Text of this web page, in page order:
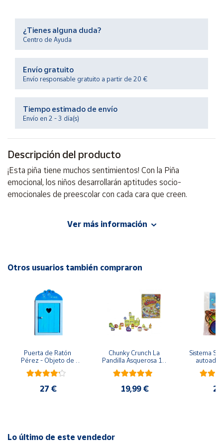
Ayuda
Centro
de ayuda
Contacto
Vendedores
Mapa de
vendedores
Hazte
vendedor
Baleares
Canarias,
¿Tienes alguna duda?
Centro de Ayuda
Envío gratuito
Envío responsable gratuito a partir de 20 €
Tiempo estimado de envío
Envío en 2 - 3 día(s)
Descripción del producto
¡Esta piña tiene muchos sentimientos! Con la Piña
emocional, los niños desarrollarán aptitudes socio-
emocionales de preescolar con cada cara que creen.
EAN: 765023063738
piezas pequeñas. Peligro de asfixia
Ver más información
Otros usuarios también compraron
Puerta de Ratón
Pérez - Objeto de
madera
27 €
Chunky Crunch La
Pandilla Asquerosa 16
piezas
19,99 €
Sistema
Lo último de este vendedor